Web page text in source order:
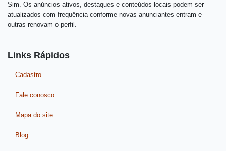
Sim. Os anúncios ativos, destaques e conteúdos locais podem ser
atualizados com frequência conforme novas anunciantes entram e
outras renovam o perfil.
Links Rápidos
Cadastro
Fale conosco
Mapa do site
Blog